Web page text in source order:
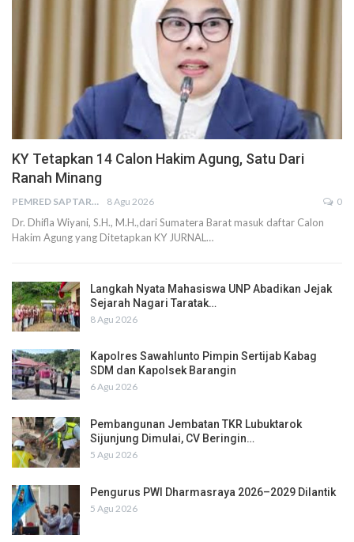
KY Tetapkan 14 Calon Hakim Agung, Satu Dari
Ranah Minang
PEMRED SAPTARIUS 8 Agu 2026 0
Dr. Dhifla Wiyani, S.H., M.H.,dari Sumatera Barat masuk daftar Calon
Hakim Agung yang Ditetapkan KY JURNAL…
Langkah Nyata Mahasiswa UNP Abadikan Jejak
Sejarah Nagari Taratak…
8 Agu 2026
Kapolres Sawahlunto Pimpin Sertijab Kabag
SDM dan Kapolsek Barangin
6 Agu 2026
Pembangunan Jembatan TKR Lubuktarok
Sijunjung Dimulai, CV Beringin…
5 Agu 2026
Pengurus PWI Dharmasraya 2026–2029 Dilantik
5 Agu 2026